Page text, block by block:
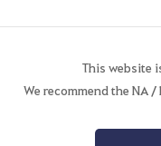
This website
We recommend the NA